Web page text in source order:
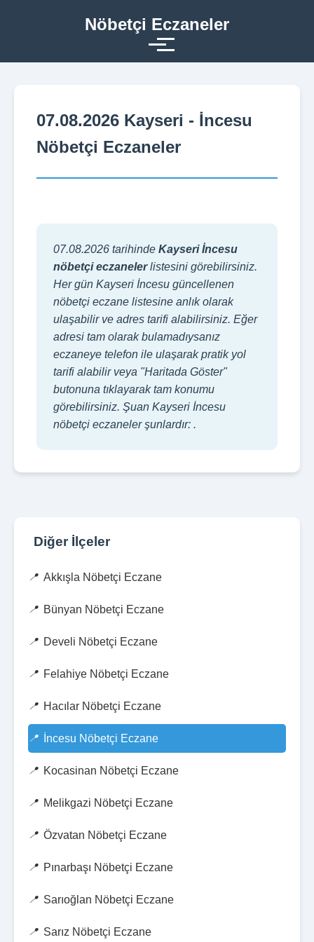
Nöbetçi Eczaneler
07.08.2026 Kayseri - İncesu
Nöbetçi Eczaneler
07.08.2026 tarihinde Kayseri İncesu
nöbetçi eczanelerlistesini görebilirsiniz.
Her gün Kayseri İncesu güncellenen
nöbetçi eczane listesine anlık olarak
ulaşabilir ve adres tarifi alabilirsiniz. Eğer
adresi tam olarak bulamadıysanız
eczaneye telefon ile ulaşarak pratik yol
tarifi alabilir veya "Haritada Göster"
butonuna tıklayarak tam konumu
görebilirsiniz. Şuan Kayseri İncesu
nöbetçi eczaneler şunlardır: .
Diğer İlçeler
Akkışla Nöbetçi Eczane
Bünyan Nöbetçi Eczane
Develi Nöbetçi Eczane
Felahiye Nöbetçi Eczane
Hacılar Nöbetçi Eczane
İncesu Nöbetçi Eczane
Kocasinan Nöbetçi Eczane
Melikgazi Nöbetçi Eczane
Özvatan Nöbetçi Eczane
Pınarbaşı Nöbetçi Eczane
Sarıoğlan Nöbetçi Eczane
Sarız Nöbetçi Eczane